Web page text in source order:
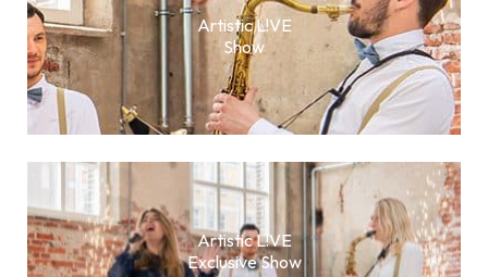
Artistic L!VE
Show
Artistic L!VE
Exclusive Show